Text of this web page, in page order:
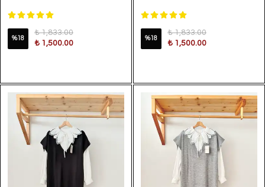
%18
₺ 1,833.00
₺ 1,500.00
%18
₺ 1,833.00
₺ 1,500.00